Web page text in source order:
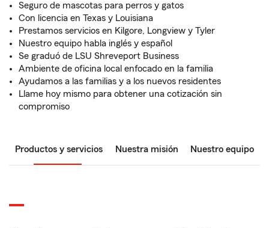
Seguro de mascotas para perros y gatos
Con licencia en Texas y Louisiana
Prestamos servicios en Kilgore, Longview y Tyler
Nuestro equipo habla inglés y español
Se graduó de LSU Shreveport Business
Ambiente de oficina local enfocado en la familia
Ayudamos a las familias y a los nuevos residentes
Llame hoy mismo para obtener una cotización sin
compromiso
Productos y servicios Nuestra misión Nuestro equipo